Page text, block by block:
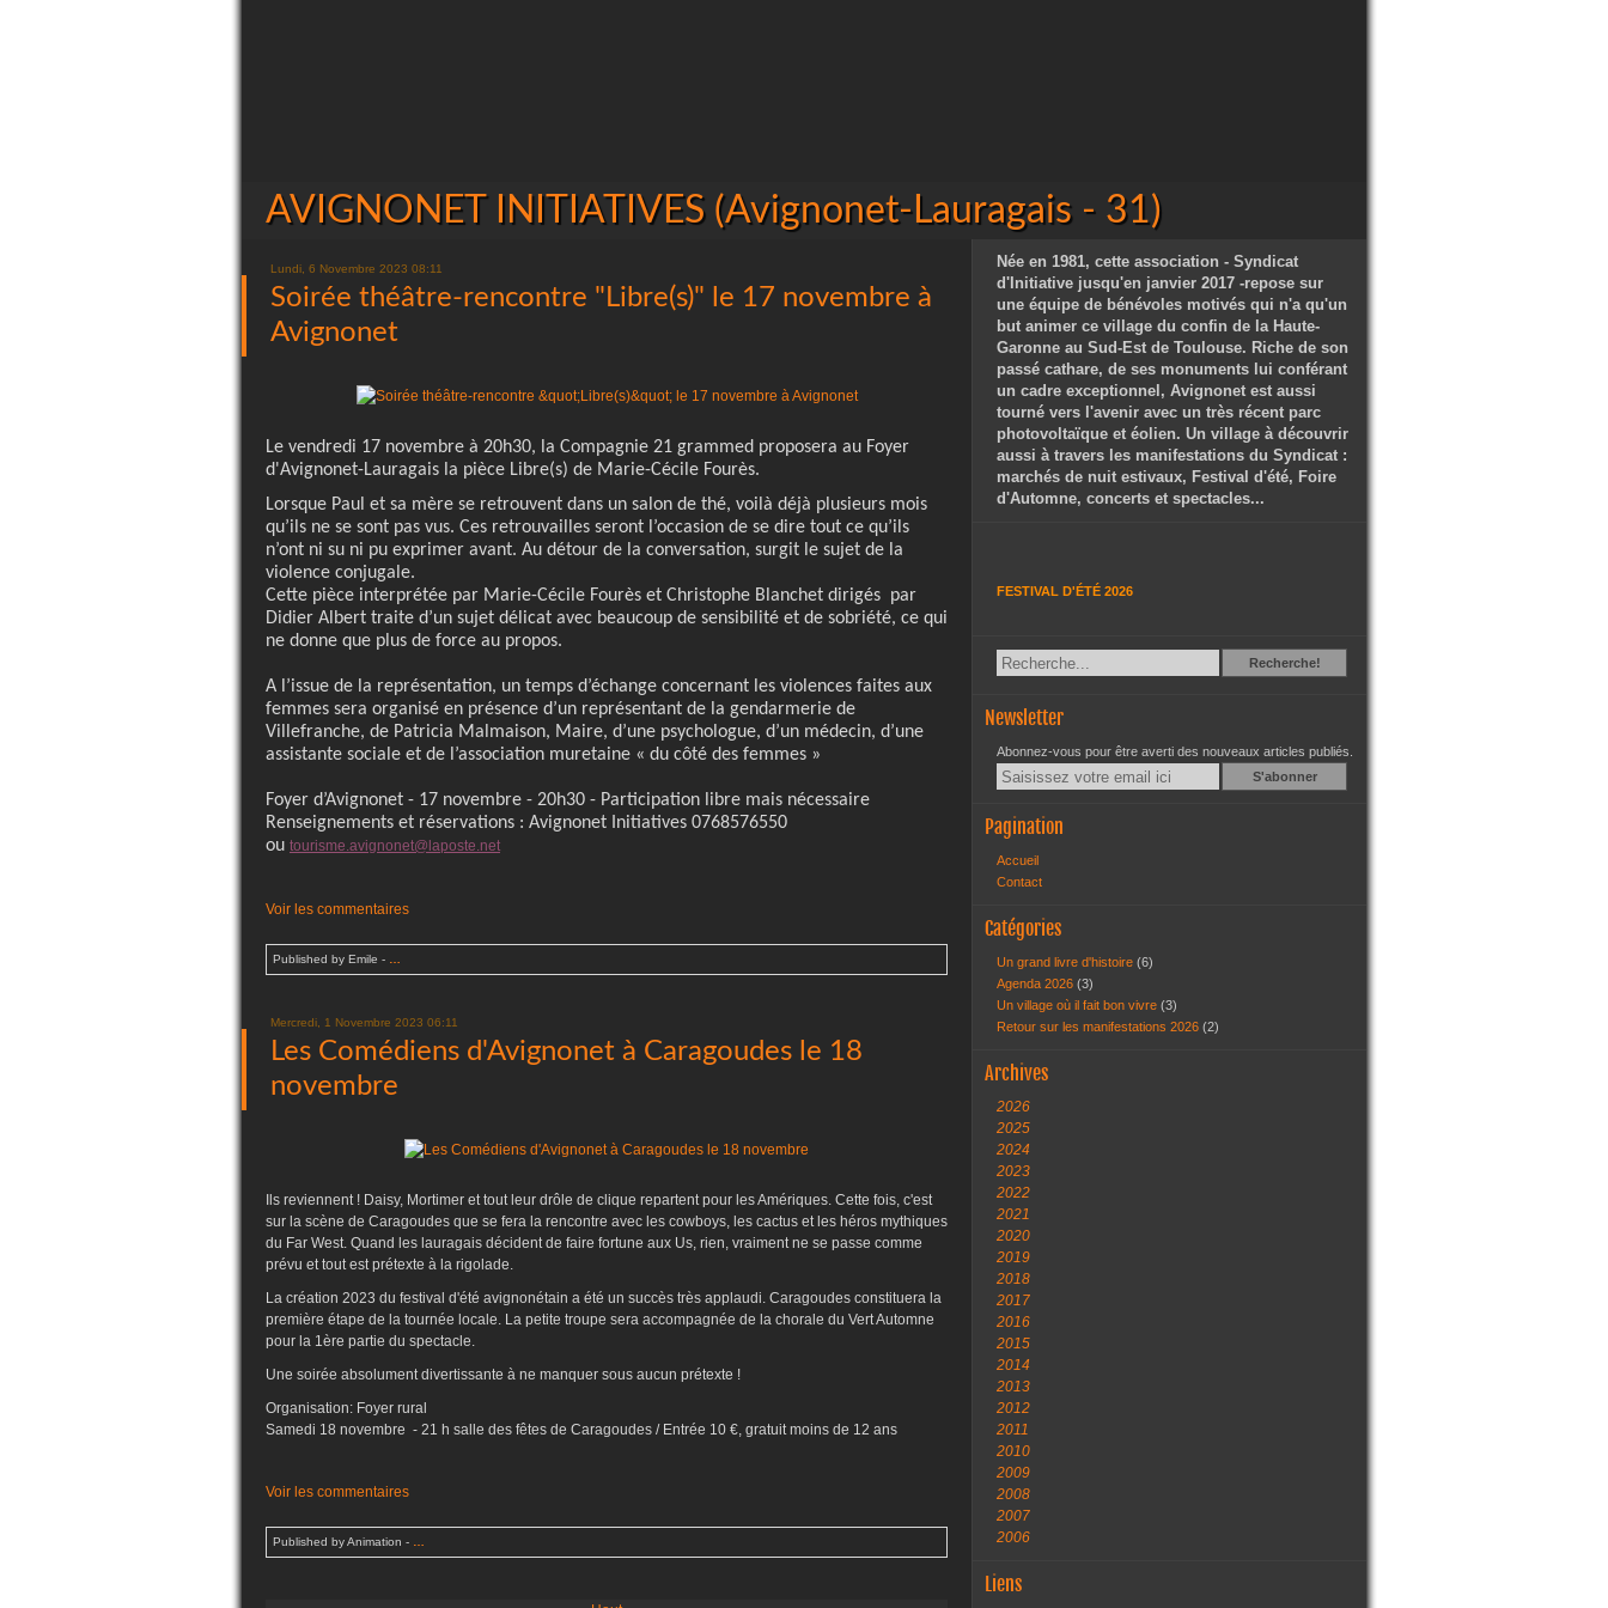
AVIGNONET INITIATIVES (Avignonet-Lauragais - 31)
Lundi, 6 Novembre 2023 08:11
Soirée théâtre-rencontre "Libre(s)" le 17 novembre à
Avignonet
Le vendredi 17 novembre à 20h30, la Compagnie 21 grammed proposera au Foyer
d'Avignonet-Lauragais la pièce Libre(s) de Marie-Cécile Fourès.
Lorsque Paul et sa mère se retrouvent dans un salon de thé, voilà déjà plusieurs mois
qu’ils ne se sont pas vus. Ces retrouvailles seront l’occasion de se dire tout ce qu’ils
n’ont ni su ni pu exprimer avant. Au détour de la conversation, surgit le sujet de la
violence conjugale.
Cette pièce interprétée par Marie-Cécile Fourès et Christophe Blanchet dirigés par
Didier Albert traite d’un sujet délicat avec beaucoup de sensibilité et de sobriété, ce qui
ne donne que plus de force au propos.
A l’issue de la représentation, un temps d’échange concernant les violences faites aux
femmes sera organisé en présence d’un représentant de la gendarmerie de
Villefranche, de Patricia Malmaison, Maire, d’une psychologue, d’un médecin, d’une
assistante sociale et de l’association muretaine « du côté des femmes »
Foyer d’Avignonet - 17 novembre - 20h30 - Participation libre mais nécessaire
Renseignements et réservations : Avignonet Initiatives 0768576550
ou tourisme.avignonet@laposte.net
Voir les commentaires
Published by Emile -
Mercredi, 1 Novembre 2023 06:11
Les Comédiens d'Avignonet à Caragoudes le 18
novembre
Ils reviennent ! Daisy, Mortimer et tout leur drôle de clique repartent pour les Amériques. Cette fois, c'est
sur la scène de Caragoudes que se fera la rencontre avec les cowboys, les cactus et les héros mythiques
du Far West. Quand les lauragais décident de faire fortune aux Us, rien, vraiment ne se passe comme
prévu et tout est prétexte à la rigolade.
La création 2023 du festival d'été avignonétain a été un succès très applaudi. Caragoudes constituera la
première étape de la tournée locale. La petite troupe sera accompagnée de la chorale du Vert Automne
pour la 1ère partie du spectacle.
Une soirée absolument divertissante à ne manquer sous aucun prétexte !
Organisation: Foyer rural
Samedi 18 novembre - 21 h salle des fêtes de Caragoudes / Entrée 10 €, gratuit moins de 12 ans
Voir les commentaires
Published by Animation -
Née en 1981, cette association - Syndicat
d'Initiative jusqu'en janvier 2017 -repose sur
une équipe de bénévoles motivés qui n'a qu'un
but animer ce village du confin de la Haute-
Garonne au Sud-Est de Toulouse. Riche de son
passé cathare, de ses monuments lui conférant
un cadre exceptionnel, Avignonet est aussi
tourné vers l'avenir avec un très récent parc
photovoltaïque et éolien. Un village à découvrir
aussi à travers les manifestations du Syndicat :
marchés de nuit estivaux, Festival d'été, Foire
d'Automne, concerts et spectacles...
FESTIVAL D'ÉTÉ 2026
RechercheRecherche!
Newsletter
Abonnez-vous pour être averti des nouveaux articles publiés.
Email
Pagination
Accueil
Contact
Catégories
Un grand livre d'histoire (6)
Agenda 2026 (3)
Un village où il fait bon vivre (3)
Retour sur les manifestations 2026 (2)
Archives
2026
2025
2024
2023
2022
2021
2020
2019
2018
2017
2016
2015
2014
2013
2012
2011
2010
2009
2008
2007
2006
Liens